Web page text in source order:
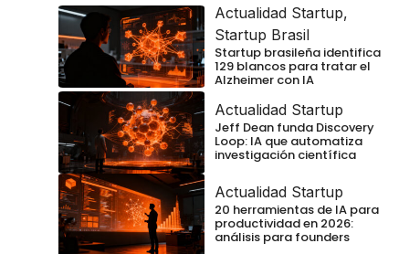
Actualidad Startup,
Startup Brasil
Startup brasileña identifica
129 blancos para tratar el
Alzheimer con IA
Actualidad Startup
Jeff Dean funda Discovery
Loop: IA que automatiza
investigación científica
Actualidad Startup
20 herramientas de IA para
productividad en 2026:
análisis para founders